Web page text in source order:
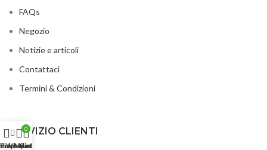
FAQs
Negozio
Notizie e articoli
Contattaci
Termini & Condizioni
SERVIZIO CLIENTI
Sidebar
Wishlist
0
Cart
My account